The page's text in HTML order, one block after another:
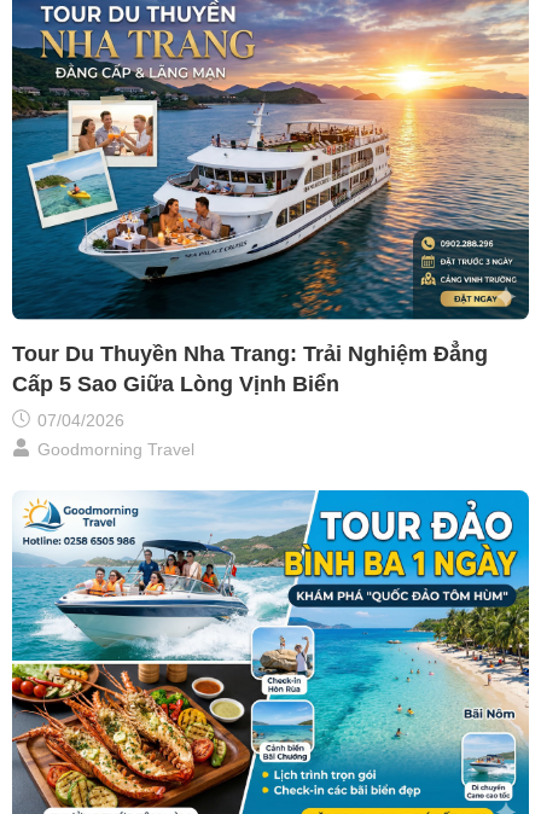
Tour Du Thuyền Nha Trang: Trải Nghiệm Đẳng
Cấp 5 Sao Giữa Lòng Vịnh Biển
07/04/2026
Goodmorning Travel